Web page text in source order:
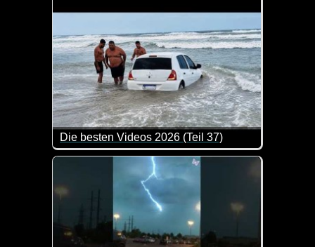
Die besten Videos 2026 (Teil 37)
Eine tolle Zusammenstellung von lustigen